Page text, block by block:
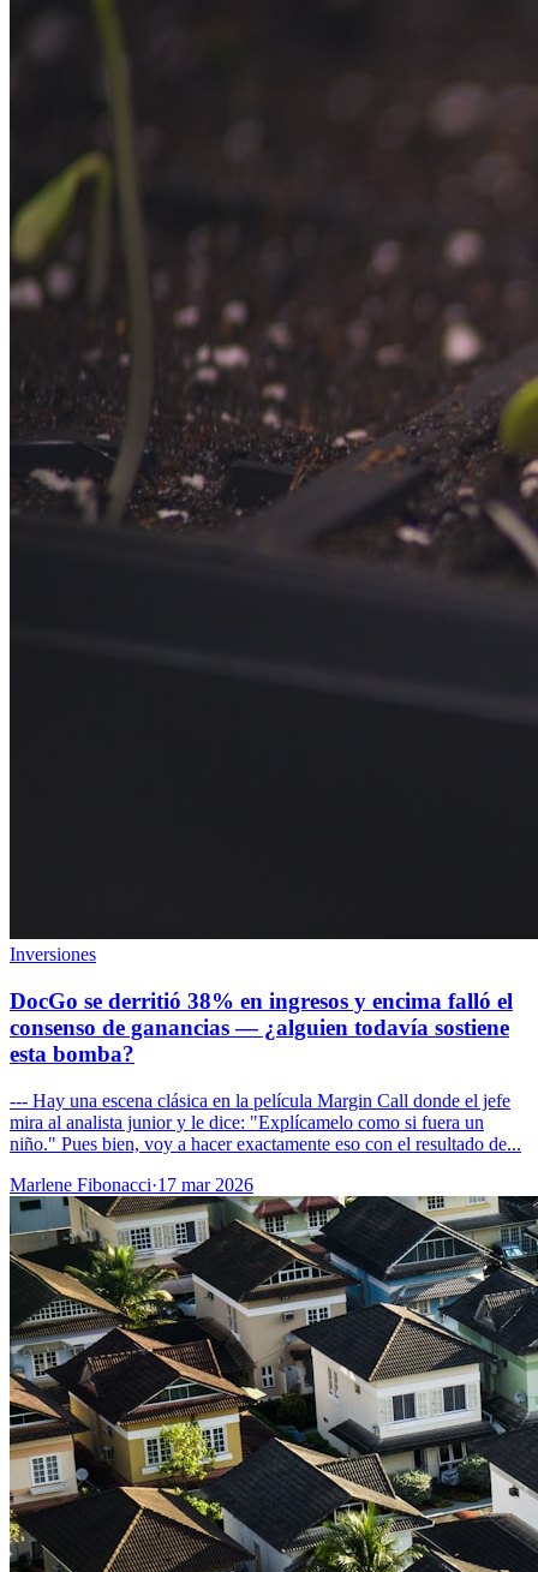
Inversiones
DocGo se derritió 38% en ingresos y encima falló el
consenso de ganancias — ¿alguien todavía sostiene
esta bomba?
--- Hay una escena clásica en la película Margin Call donde el jefe
mira al analista junior y le dice: "Explícamelo como si fuera un
niño." Pues bien, voy a hacer exactamente eso con el resultado de...
Marlene Fibonacci·17 mar 2026